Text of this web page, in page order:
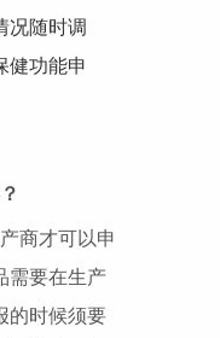
况随时调
健功能申
商才可以申
需要在生产
的时候须要